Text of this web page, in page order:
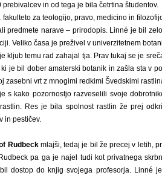
prebivalcev in od tega je bila četrtina študentov.
za teologijo, pravo, medicino in
predmete narave – prirodopis. Linné je bil
Veliko časa je preživel v univerzitetnem
kljub temu rad zahajal tja. Prav tukaj se je
je bil dober amaterski botanik in zašla sta v
zasebni vrt z mnogimi redkimi Švedskimi
s kako pozornostjo razveselili svoje
Res je bila spolnost rastlin že prej
in pestičev.
Rudbeckmlajši, tedaj je bil že precej v letih,
pa ga je najel tudi kot privatnega
dostop do knjig svojega profesorja. Linné